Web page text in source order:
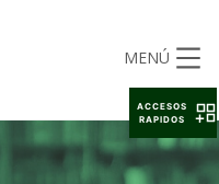
MENÚ
ACCESOS
RAPIDOS